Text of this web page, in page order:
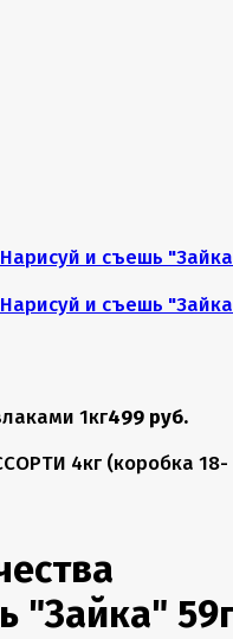
1кг499 руб.
4кг (коробка 18-
"Зайка"